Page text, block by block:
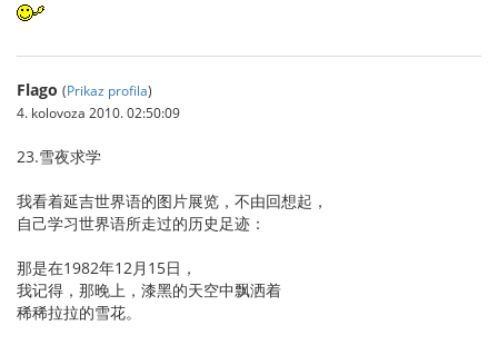
Flago (Prikaz profila)
4. kolovoza 2010. 02:50:09
23.雪夜求学
我看着延吉世界语的图片展览，不由回想起，
自己学习世界语所走过的历史足迹：
那是在1982年12月15日，
我记得，那晚上，漆黑的天空中飘洒着
稀稀拉拉的雪花。